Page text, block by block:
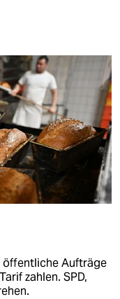
öffentliche Aufträge
zahlen. SPD,